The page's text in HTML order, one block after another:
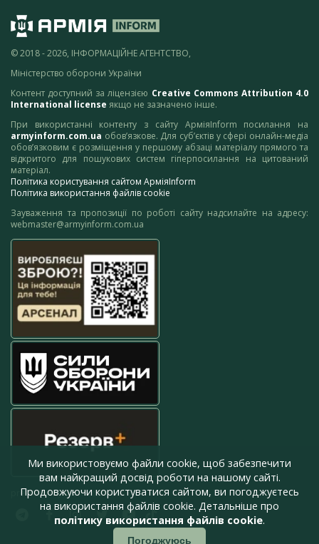
© 2018 - 2026, ІНФОРМАЦІЙНЕ АГЕНТСТВО,
Міністерство оборони України
Контент доступний за ліцензією Creative Commons Attribution 4.0
International license якщо не зазначено інше.
При використанні контенту з сайту АрміяInform посилання на
armyinform.com.ua обов’язкове. Для суб’єктів у сфері онлайн-медіа
обов’язковим є розміщення у першому абзаці матеріалу прямого та
відкритого для пошукових систем гіперпосилання на цитований
матеріал.
Політика користування сайтом АрміяInform
Політика використання файлів cookie
Зауваження та пропозиції по роботі сайту надсилайте на адресу:
webmaster@armyinform.com.ua
press@armyinform.com.ua
Ми використовуємо файли cookie, щоб забезпечити
вам найкращий досвід роботи на нашому сайті.
Продовжуючи користуватися сайтом, ви погоджуєтесь
на використання файлів cookie. Детальніше про
політику використання файлів cookie.
Погоджуюсь